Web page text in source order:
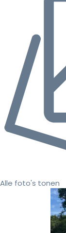
Alle foto's tonen